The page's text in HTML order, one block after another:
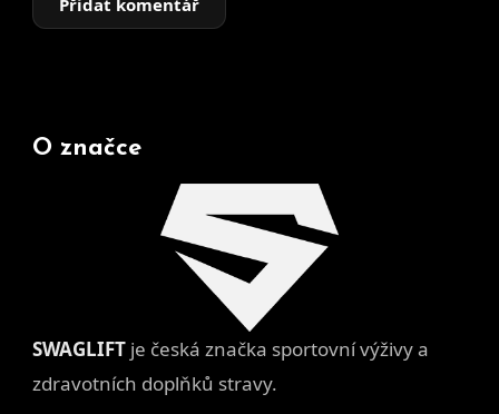
Přidat komentář
O značce
SWAGLIFT je česká značka sportovní výživy a
zdravotních doplňků stravy.